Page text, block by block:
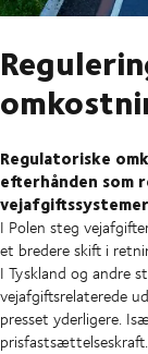
Regulatoriske
efterhånden som
I Polen steg
et bredere skift i
I Tyskland og andre
vejafgiftsrelaterede
presset yderligere.
prisfastsættelseskraft.